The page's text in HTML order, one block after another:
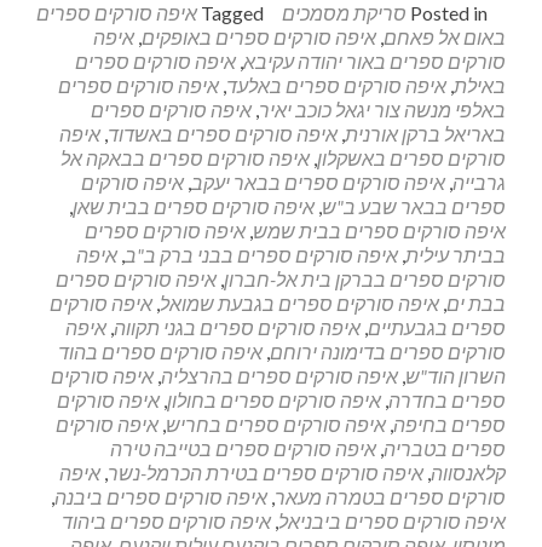
about
חברה
לסריקת
מסמכים
באתר
הלקוח
Posted in סריקת מסמכים Tagged איפה סורקים ספרים
באום אל פאחם, איפה סורקים ספרים באופקים, איפה
סורקים ספרים באור יהודה עקיבא, איפה סורקים ספרים
באילת, איפה סורקים ספרים באלעד, איפה סורקים ספרים
באלפי מנשה צור יגאל כוכב יאיר, איפה סורקים ספרים
באריאל ברקן אורנית, איפה סורקים ספרים באשדוד, איפה
סורקים ספרים באשקלון, איפה סורקים ספרים בבאקה אל
גרבייה, איפה סורקים ספרים בבאר יעקב, איפה סורקים
ספרים בבאר שבע ב"ש, איפה סורקים ספרים בבית שאן,
איפה סורקים ספרים בבית שמש, איפה סורקים ספרים
בביתר עילית, איפה סורקים ספרים בבני ברק ב"ב, איפה
סורקים ספרים בברקן בית אל-חברון, איפה סורקים ספרים
בבת ים, איפה סורקים ספרים בגבעת שמואל, איפה סורקים
ספרים בגבעתיים, איפה סורקים ספרים בגני תקווה, איפה
סורקים ספרים בדימונה ירוחם, איפה סורקים ספרים בהוד
השרון הוד"ש, איפה סורקים ספרים בהרצליה, איפה סורקים
ספרים בחדרה, איפה סורקים ספרים בחולון, איפה סורקים
ספרים בחיפה, איפה סורקים ספרים בחריש, איפה סורקים
ספרים בטבריה, איפה סורקים ספרים בטייבה טירה
קלאנסווה, איפה סורקים ספרים בטירת הכרמל-נשר, איפה
סורקים ספרים בטמרה מעאר, איפה סורקים ספרים ביבנה,
איפה סורקים ספרים ביבניאל, איפה סורקים ספרים ביהוד